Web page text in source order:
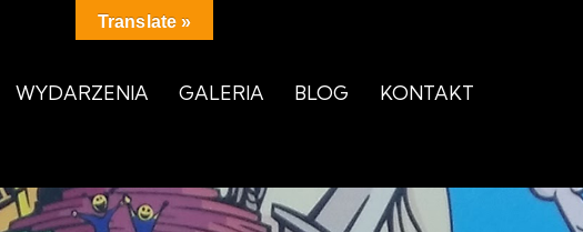
WYDARZENIA GALERIA BLOG KONTAKT
Translate »